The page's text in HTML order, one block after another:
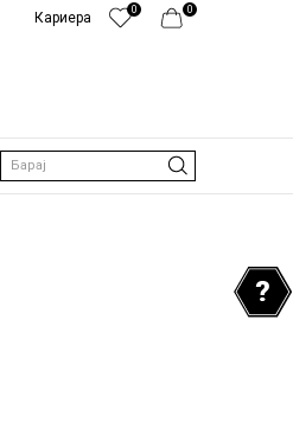
0
0
Кариера
Барај